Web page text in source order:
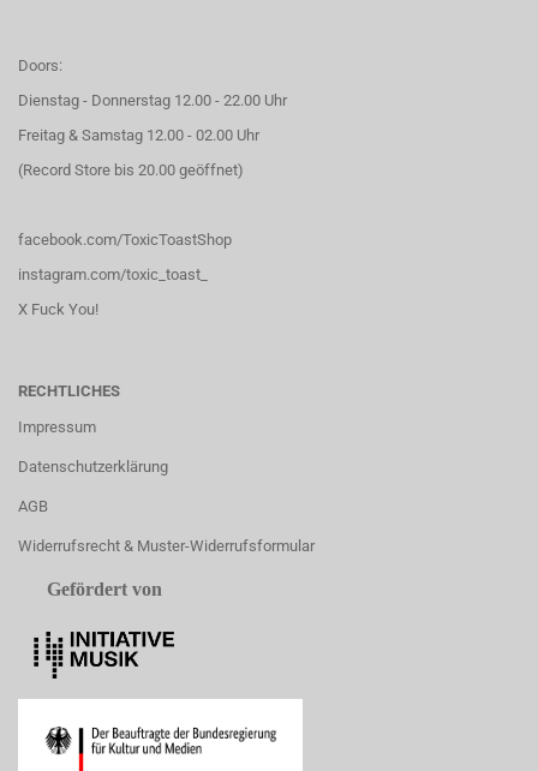
Doors:
Dienstag - Donnerstag 12.00 - 22.00 Uhr
Freitag & Samstag 12.00 - 02.00 Uhr
(Record Store bis 20.00 geöffnet)
facebook.com/ToxicToastShop
instagram.com/toxic_toast_
X Fuck You!
RECHTLICHES
Impressum
Datenschutzerklärung
AGB
Widerrufsrecht & Muster-Widerrufsformular
Gefördert von